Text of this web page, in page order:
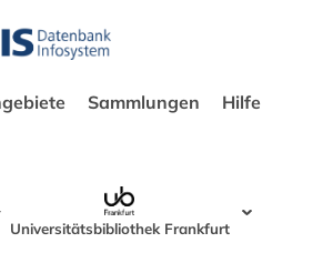
Sammlungen Hilfe
Universitätsbibliothek Frankfurt